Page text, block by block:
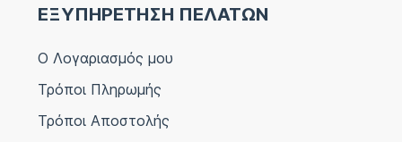
ΕΞΥΠΗΡΕΤΗΣΗ ΠΕΛΑΤΩΝ
Ο Λογαριασμός μου
Τρόποι Πληρωμής
Τρόποι Αποστολής